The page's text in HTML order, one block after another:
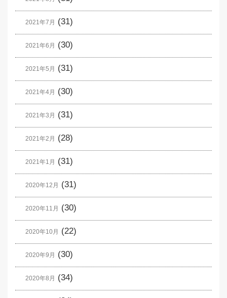
2021年7月 (31)
2021年6月 (30)
2021年5月 (31)
2021年4月 (30)
2021年3月 (31)
2021年2月 (28)
2021年1月 (31)
2020年12月 (31)
2020年11月 (30)
2020年10月 (22)
2020年9月 (30)
2020年8月 (34)